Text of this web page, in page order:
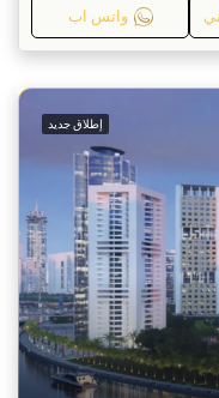
واتس اب
إطلاق جديد